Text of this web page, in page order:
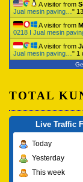
A visitor from
Jual mesin paving… "
A visitor from
0218 I Jual mesin
A visitor from
Jual mesin paving… " 1
TOTAL
Live Traffic
Today
Yesterday
This week